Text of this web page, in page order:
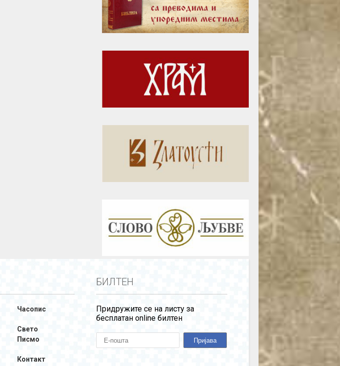
Часопис
Свето
Писмо
Контакт
БИЛТЕН
Придружите се на листу за
бесплатан online билтен